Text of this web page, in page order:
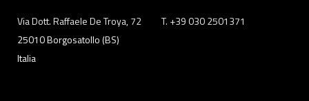
implementare tutti i cookie. Chiudendo questo banner
verranno installati i soli cookie necessari al
funzionamento del sito. Per tutte le informazioni complete
Via Dott. Raffaele De Troya, 72
25010 Borgosatollo (BS)
Italia
T. +39 030 2501371